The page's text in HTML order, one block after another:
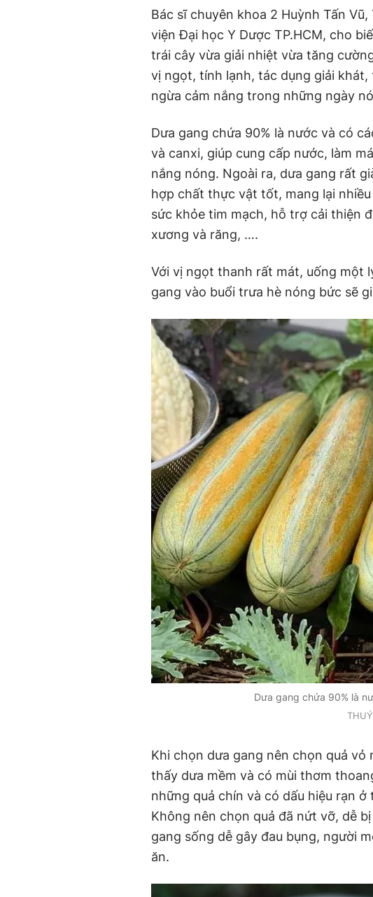
Bác sĩ chuyên khoa 2 Huỳnh Tấn
viện Đại học Y Dược TP.HCM, cho
trái cây vừa giải nhiệt vừa tăng
vị ngọt, tính lạnh, tác dụng giải
ngừa cảm nắng trong những ngày
Dưa gang chứa 90% là nước và có
và canxi, giúp cung cấp nước, làm
nắng nóng. Ngoài ra, dưa gang rất
hợp chất thực vật tốt, mang lại
sức khỏe tim mạch, hỗ trợ cải thiện
xương và răng, ….
Với vị ngọt thanh rất mát, uống một
gang vào buổi trưa hè nóng bức sẽ
Dưa gang chứa 90% là
Khi chọn dưa gang nên chọn quả
thấy dưa mềm và có mùi thơm
những quả chín và có dấu hiệu rạn
Không nên chọn quả đã nứt vỡ, dễ
gang sống dễ gây đau bụng, người
ăn.